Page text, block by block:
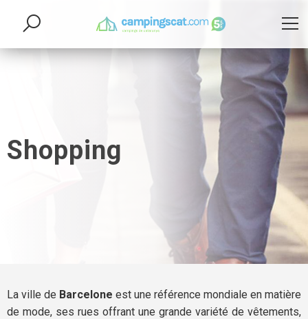
Shopping
La ville de Barcelone est une référence mondiale en matière
de mode, ses rues offrant une grande variété de vêtements,